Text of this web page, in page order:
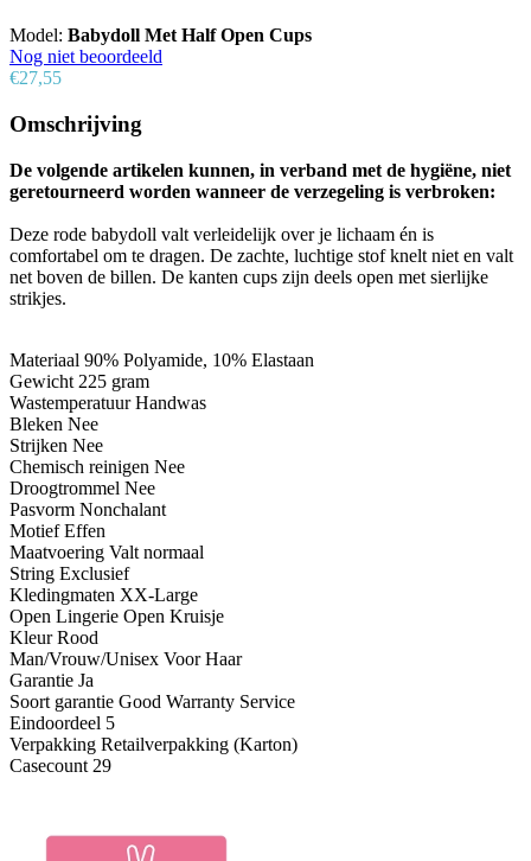
Model: Babydoll Met Half Open Cups
Nog niet beoordeeld
€27,55
Omschrijving
De volgende artikelen kunnen, in verband met de hygiëne, niet
geretourneerd worden wanneer de verzegeling is verbroken:
Deze rode babydoll valt verleidelijk over je lichaam én is
comfortabel om te dragen. De zachte, luchtige stof knelt niet en valt
net boven de billen. De kanten cups zijn deels open met sierlijke
strikjes.
Materiaal 90% Polyamide, 10% Elastaan
Gewicht 225 gram
Wastemperatuur Handwas
Bleken Nee
Strijken Nee
Chemisch reinigen Nee
Droogtrommel Nee
Pasvorm Nonchalant
Motief Effen
Maatvoering Valt normaal
String Exclusief
Kledingmaten XX-Large
Open Lingerie Open Kruisje
Kleur Rood
Man/Vrouw/Unisex Voor Haar
Garantie Ja
Soort garantie Good Warranty Service
Eindoordeel 5
Verpakking Retailverpakking (Karton)
Casecount 29